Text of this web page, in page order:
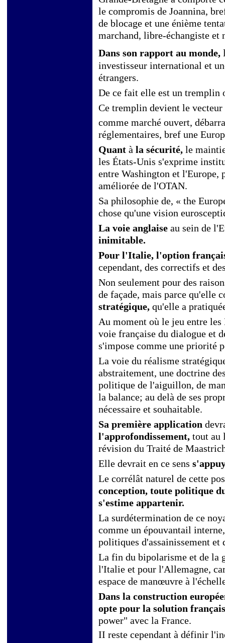
le compromis de Joannina,
de blocage et une énième
marchand, libre-échangiste et
Dans son rapport au monde,
investisseur international et
étrangers.
De ce fait elle est un tremplin
Ce tremplin devient le
comme marché ouvert,
réglementaires, bref une
Quant à la sécurité, le
les États-Unis s'exprime
entre Washington et l'Europe,
améliorée de l'OTAN.
Sa philosophie de, « the
chose qu'une vision
La voie anglaise au sein de
inimitable.
Pour l'Italie, l'option
cependant, des correctifs et
Non seulement pour des
de façade, mais parce qu'elle
stratégique, qu'elle a
Au moment où le jeu entre
voie française du dialogue et
s'impose comme une priorité
La voie du réalisme
abstraitement, une doctrine
politique de l'aiguillon, de
la balance; au delà de ses
nécessaire et souhaitable.
Sa première application
l'approfondissement, tout au
révision du Traité de
Elle devrait en ce sens
Le corrélât naturel de cette
conception, toute politique
s'estime appartenir.
La surdétermination de ce
comme un épouvantail
politiques d'assainissement et
La fin du bipolarisme et de la
l'Italie et pour l'Allemagne,
espace de manœuvre à
Dans la construction
opte pour la solution
power" avec la France.
II reste cependant à définir